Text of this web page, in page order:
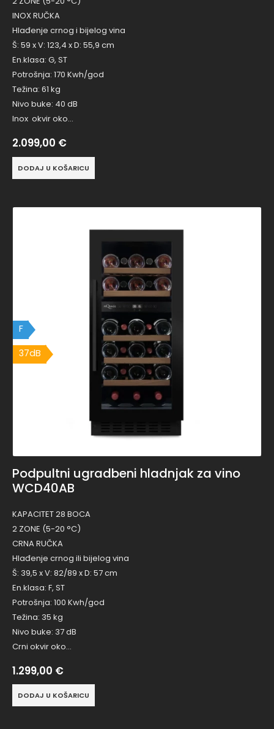
INOX RUČKA
Hlađenje crnog i bijelog vina
Š: 59 x V: 123,4 x D: 55,9 cm
En.klasa: G, ST
Potrošnja: 170 Kwh/god
Težina: 61 kg
Nivo buke: 40 dB
Inox okvir oko…
2.099,00 €
DODAJ U KOŠARICU
37dB
F
Podpultni ugradbeni hladnjak za vino
WCD40AB
KAPACITET 28 BOCA
2 ZONE (5-20 °C)
CRNA RUČKA
Hlađenje crnog ili bijelog vina
Š: 39,5 x V: 82/89 x D: 57 cm
En.klasa: F, ST
Potrošnja: 100 Kwh/god
Težina: 35 kg
Nivo buke: 37 dB
Crni okvir oko…
1.299,00 €
DODAJ U KOŠARICU